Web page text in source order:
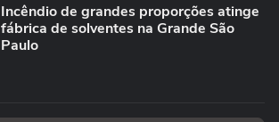
Incêndio de grandes proporções atinge
fábrica de solventes na Grande São
Paulo